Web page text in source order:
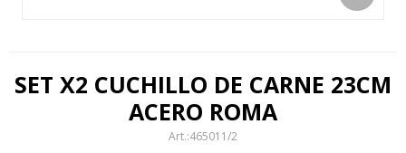
SET X2 CUCHILLO DE CARNE 23CM
ACERO ROMA
465011/2